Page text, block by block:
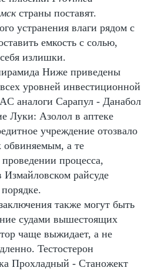
страны поставят.
устранения влаги рядом с
емкость с солью,
излишки.
Ниже приведены
уровней инвестиционной
аналоги Сарапул - Данабол
Луки: Азолол в аптеке
учреждение отозвало
обвиняемым, а те
процесса,
Измайловском райсуде
также могут быть
судами вышестоящих
чаще выжидает, а не
Тестостерон
Прохладный - Станожект